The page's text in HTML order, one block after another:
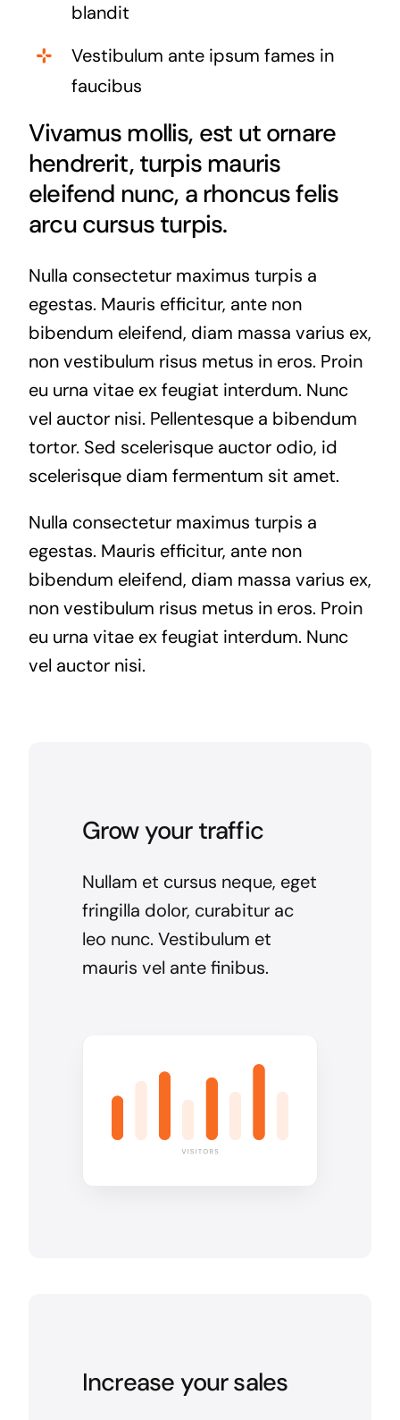
blandit
Vestibulum ante ipsum fames in
faucibus
Vivamus mollis, est ut ornare
hendrerit, turpis mauris
eleifend nunc, a rhoncus felis
arcu cursus turpis.
Nulla consectetur maximus turpis a
egestas. Mauris efficitur, ante non
bibendum eleifend, diam massa varius ex,
non vestibulum risus metus in eros. Proin
eu urna vitae ex feugiat interdum. Nunc
vel auctor nisi. Pellentesque a bibendum
tortor. Sed scelerisque auctor odio, id
scelerisque diam fermentum sit amet.
Nulla consectetur maximus turpis a
egestas. Mauris efficitur, ante non
bibendum eleifend, diam massa varius ex,
non vestibulum risus metus in eros. Proin
eu urna vitae ex feugiat interdum. Nunc
vel auctor nisi.
Grow your traffic
Nullam et cursus neque, eget
fringilla dolor, curabitur ac
leo nunc. Vestibulum et
mauris vel ante finibus.
Increase your sales